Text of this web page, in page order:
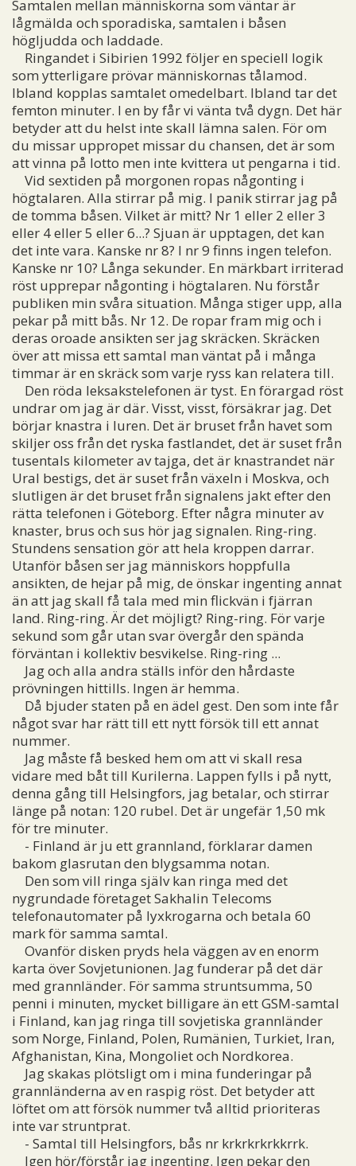
Samtalen mellan människorna som väntar är
lågmälda och sporadiska, samtalen i båsen
högljudda och laddade.
Ringandet i Sibirien 1992 följer en speciell logik
som ytterligare prövar människornas tålamod.
Ibland kopplas samtalet omedelbart. Ibland tar det
femton minuter. I en by får vi vänta två dygn. Det här
betyder att du helst inte skall lämna salen. För om
du missar uppropet missar du chansen, det är som
att vinna på lotto men inte kvittera ut pengarna i tid.
Vid sextiden på morgonen ropas någonting i
högtalaren. Alla stirrar på mig. I panik stirrar jag på
de tomma båsen. Vilket är mitt? Nr 1 eller 2 eller 3
eller 4 eller 5 eller 6...? Sjuan är upptagen, det kan
det inte vara. Kanske nr 8? I nr 9 finns ingen telefon.
Kanske nr 10? Långa sekunder. En märkbart irriterad
röst upprepar någonting i högtalaren. Nu förstår
publiken min svåra situation. Många stiger upp, alla
pekar på mitt bås. Nr 12. De ropar fram mig och i
deras oroade ansikten ser jag skräcken. Skräcken
över att missa ett samtal man väntat på i många
timmar är en skräck som varje ryss kan relatera till.
Den röda leksakstelefonen är tyst. En förargad röst
undrar om jag är där. Visst, visst, försäkrar jag. Det
börjar knastra i luren. Det är bruset från havet som
skiljer oss från det ryska fastlandet, det är suset från
tusentals kilometer av tajga, det är knastrandet när
Ural bestigs, det är suset från växeln i Moskva, och
slutligen är det bruset från signalens jakt efter den
rätta telefonen i Göteborg. Efter några minuter av
knaster, brus och sus hör jag signalen. Ring-ring.
Stundens sensation gör att hela kroppen darrar.
Utanför båsen ser jag människors hoppfulla
ansikten, de hejar på mig, de önskar ingenting annat
än att jag skall få tala med min flickvän i fjärran
land. Ring-ring. Är det möjligt? Ring-ring. För varje
sekund som går utan svar övergår den spända
förväntan i kollektiv besvikelse. Ring-ring ...
Jag och alla andra ställs inför den hårdaste
prövningen hittills. Ingen är hemma.
Då bjuder staten på en ädel gest. Den som inte får
något svar har rätt till ett nytt försök till ett annat
nummer.
Jag måste få besked hem om att vi skall resa
vidare med båt till Kurilerna. Lappen fylls i på nytt,
denna gång till Helsingfors, jag betalar, och stirrar
länge på notan: 120 rubel. Det är ungefär 1,50 mk
för tre minuter.
- Finland är ju ett grannland, förklarar damen
bakom glasrutan den blygsamma notan.
Den som vill ringa själv kan ringa med det
nygrundade företaget Sakhalin Telecoms
telefonautomater på lyxkrogarna och betala 60
mark för samma samtal.
Ovanför disken pryds hela väggen av en enorm
karta över Sovjetunionen. Jag funderar på det där
med grannländer. För samma struntsumma, 50
penni i minuten, mycket billigare än ett GSM-samtal
i Finland, kan jag ringa till sovjetiska grannländer
som Norge, Finland, Polen, Rumänien, Turkiet, Iran,
Afghanistan, Kina, Mongoliet och Nordkorea.
Jag skakas plötsligt om i mina funderingar på
grannländerna av en raspig röst. Det betyder att
löftet om att försök nummer två alltid prioriteras
inte var struntprat.
- Samtal till Helsingfors, bås nr krkrkrkrkkrrk.
Igen hör/förstår jag ingenting. Igen pekar den